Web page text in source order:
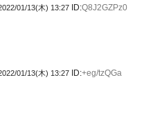
01/13(木) 13:27 ID:Q8J2GZPz0
01/13(木) 13:27 ID:+eg/tzQGa